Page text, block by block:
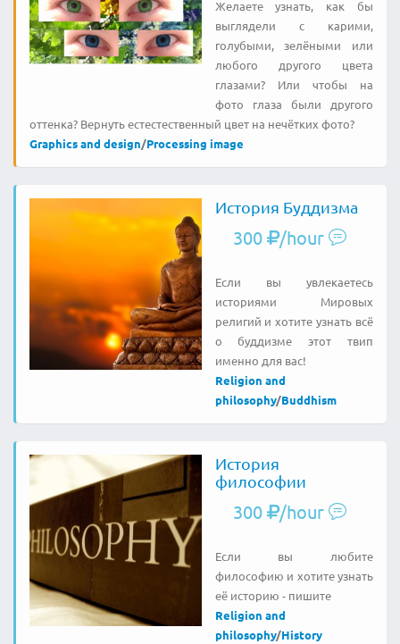
Желаете узнать, как бы
выглядели с карими,
голубыми, зелёными или
любого другого цвета
глазами? Или чтобы на
фото глаза были другого
оттенка? Вернуть естестественный цвет на нечётких фото?
Graphics and design/Processing image
История Буддизма
300 /hour
Если вы увлекаетесь
историями Мировых
религий и хотите узнать всё
о буддизме этот твип
именно для вас!
Religion and
philosophy/Buddhism
История
философии
300 /hour
Если вы любите
философию и хотите узнать
её историю - пишите
Religion and
philosophy/History